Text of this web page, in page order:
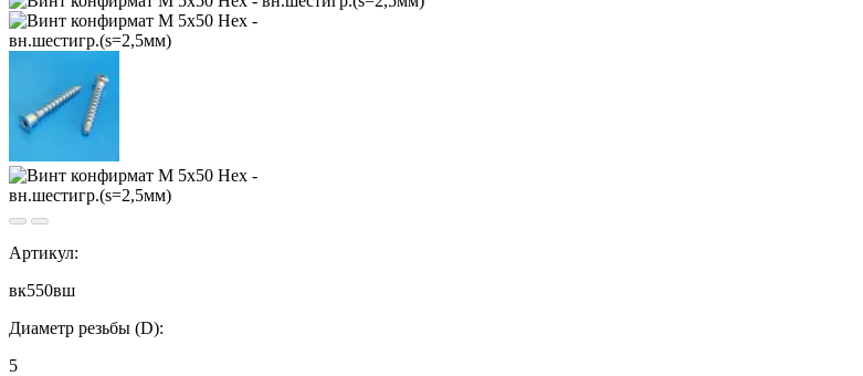
Артикул:
вк550вш
Диаметр резьбы (D):
5